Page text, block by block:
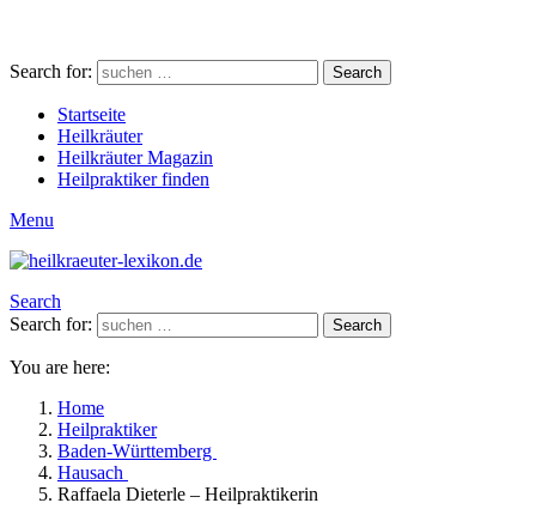
Search for: Search
Startseite
Heilkräuter
Heilkräuter Magazin
Heilpraktiker finden
Menu
Search
Search for:
Search
You are here:
Home
Heilpraktiker
Baden-Württemberg
Hausach
Raffaela Dieterle – Heilpraktikerin